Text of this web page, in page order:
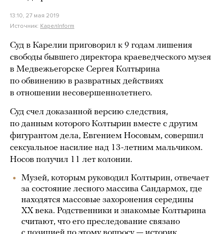
13:10, 27 мая 2019
Источник: КарелInform
Суд в Карелии приговорил к 9 годам лишения
свободы бывшего директора краеведческого музея
в Медвежьегорске Сергея Колтырина
по обвинению в развратных действиях
в отношении несовершеннолетнего.
Суд счел доказанной версию следствия,
по данным которого Колтырин вместе с другим
фигурантом дела, Евгением Носовым, совершил
сексуальное насилие над 13-летним мальчиком.
Носов получил 11 лет колонии.
Музей, которым руководил Колтырин, отвечает
за состояние лесного массива Сандармох, где
находятся массовые захоронения середины
XX века. Родственники и знакомые Колтырина
считают, что его преследование связано